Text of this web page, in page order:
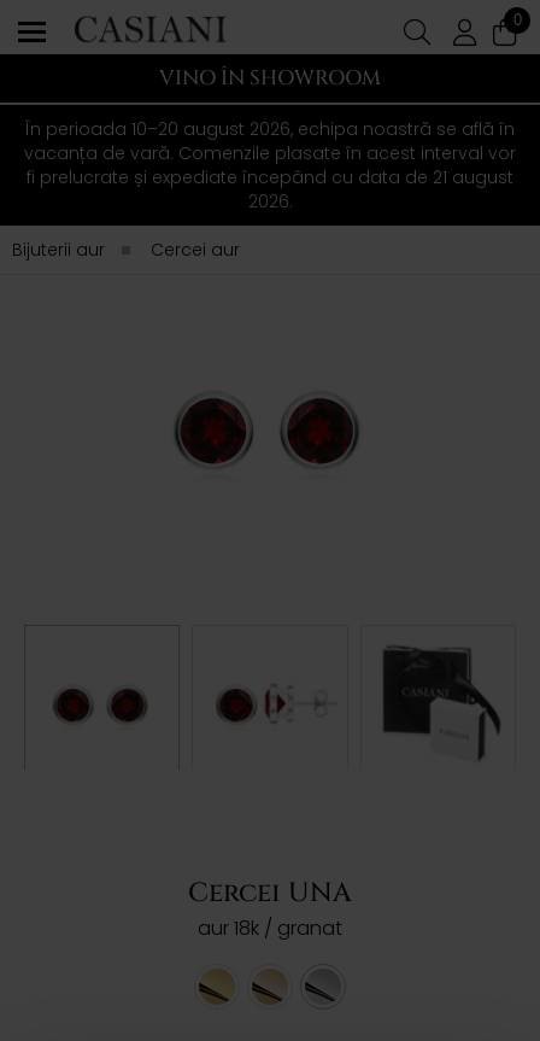
0
VINO ÎN SHOWROOM
În perioada 10–20 august 2026, echipa noastră se află în
vacanța de vară. Comenzile plasate în acest interval vor
fi prelucrate și expediate începând cu data de 21 august
2026.
Bijuterii aur
Cercei aur
Cercei UNA
aur 18k / granat